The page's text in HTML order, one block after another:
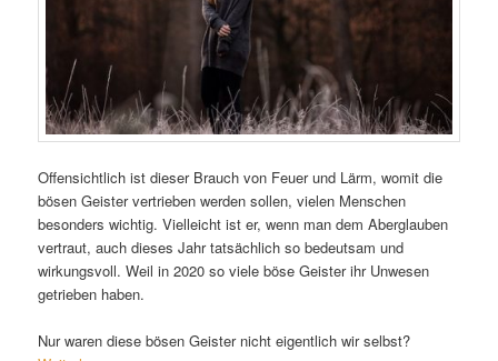
Offensichtlich ist dieser Brauch von Feuer und Lärm, womit die
bösen Geister vertrieben werden sollen, vielen Menschen
besonders wichtig. Vielleicht ist er, wenn man dem Aberglauben
vertraut, auch dieses Jahr tatsächlich so bedeutsam und
wirkungsvoll. Weil in 2020 so viele böse Geister ihr Unwesen
getrieben haben.
Nur waren diese bösen Geister nicht eigentlich wir selbst?